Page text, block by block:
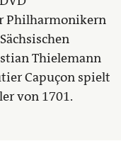
Philharmonikern
Thielemann
Capuçon spielt
von 1701.